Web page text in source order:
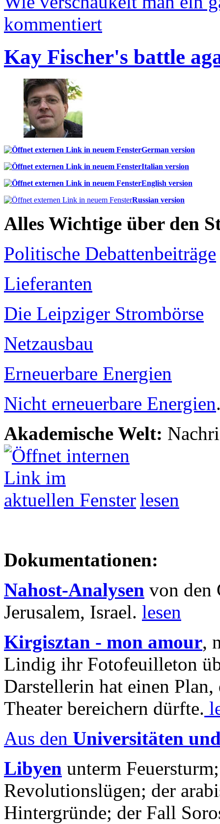
kommentiert
Kay Fischer's battle
German version
Italian version
English version
Russian version
Alles Wichtige über den
Politische Debattenbeiträge
Lieferanten
Die Leipziger Strombörse
Netzausbau
Erneuerbare Energien
Nicht erneuerbare Energien
Akademische Welt:
lesen
Dokumentationen:
Nahost-Analysen von den
Jerusalem, Israel. lesen
Kirgisztan - mon amour,
Lindig ihr Fotofeuilleton
Darstellerin hat einen Plan,
Theater bereichern dürfte.
Aus den Universitäten
Libyen unterm
Revolutionslügen; der
Hintergründe; der Fall